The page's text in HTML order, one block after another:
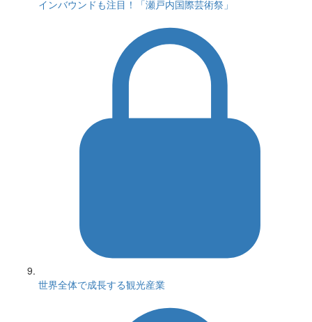
インバウンドも注目！「瀬戸内国際芸術祭」
世界全体で成長する観光産業